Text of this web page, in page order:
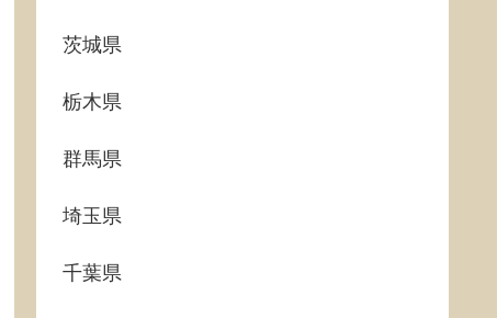
茨城県
栃木県
群馬県
埼玉県
千葉県